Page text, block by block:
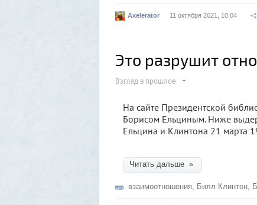
Axelerator 11 октября 2021, 10:04
Это разрушит
Взгляд в прошлое
На сайте Президентской
Борисом Ельциным. Ниже
Ельцина и Клинтона 21 марта
Читать дальше »
взаимоотношения, Билл Клинтон,